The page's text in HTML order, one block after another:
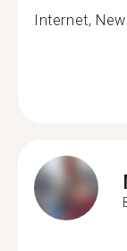
Internet,